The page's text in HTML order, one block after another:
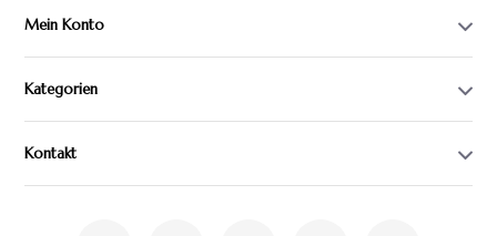
Mein Konto
Kategorien
Kontakt